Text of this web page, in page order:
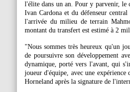
l'élite dans un an. Pour y parvenir, le
Ivan Cardona et du défenseur
l'arrivée du milieu de terrain
montant du transfert est estimé à 2
"Nous sommes très heureux qu'un
de poursuivre son développement
dynamique, porté vers l'avant, qui
joueur d'équipe, avec une
Horneland après la signature de